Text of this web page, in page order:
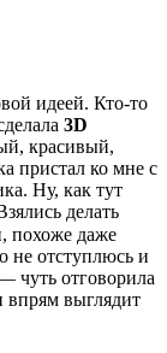
идеей. Кто-то
3D
красивый,
пристал ко мне с
Ну, как тут
делать
похоже даже
не отступлюсь и
чуть отговорила
впрям выглядит